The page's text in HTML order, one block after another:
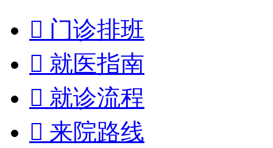
 门诊排班
 就医指南
 就诊流程
 来院路线